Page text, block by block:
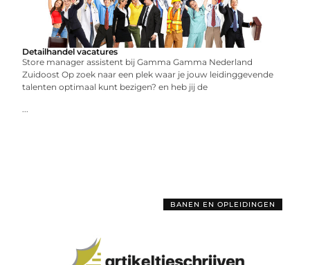
Detailhandel vacatures
Store manager assistent bij Gamma Gamma Nederland
Zuidoost Op zoek naar een plek waar je jouw leidinggevende
talenten optimaal kunt bezigen? en heb jij de
...
BANEN EN OPLEIDINGEN